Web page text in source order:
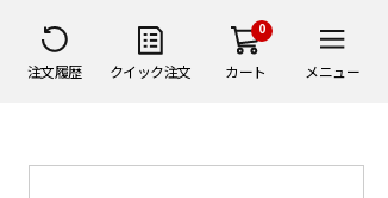
注文履歴 クイック注文
0
カート メニュー